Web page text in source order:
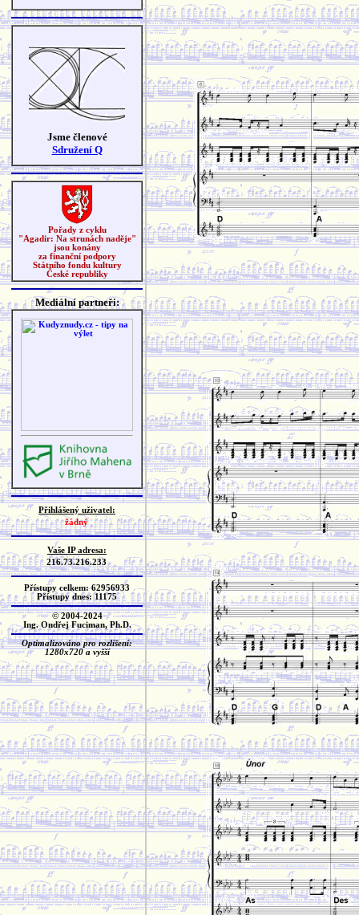
Jsme členové
Sdružení Q
Pořady z cyklu
"Agadir: Na strunách naděje"
jsou konány
za finanční podpory
Státního fondu kultury
České republiky
Mediální partneři:
Přihlášený uživatel:
žádný
Vaše IP adresa:
216.73.216.233
Přístupy celkem: 62956933
Přístupy dnes: 11175
© 2004-2024
Ing. Ondřej Fuciman, Ph.D.
Optimalizováno pro rozlišení:
1280x720 a vyšší